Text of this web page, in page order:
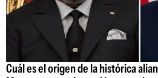
Cuál es el origen de la histórica